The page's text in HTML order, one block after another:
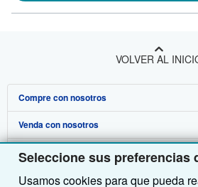
Seleccione sus preferencias
Usamos cookies para que pueda
VOLVER AL
Compre con nosotros
Búsqueda avanzada
Colecciones
Mi cuenta
Venda con nosotros
Comenzar a vender
Únase a nuestro programa de afiliados
Sobre nosotros
Sobre IberLibro
Obtener Ayuda